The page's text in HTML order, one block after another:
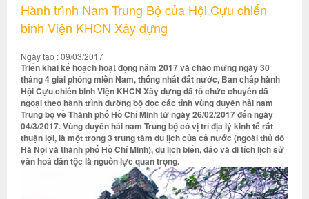
Hành trình Nam Trung Bộ của Hội Cựu chiến
binh Viện KHCN Xây dựng
Ngày tạo : 09/03/2017
Triển khai kế hoạch hoạt động năm 2017 và chào mừng ngày 30
tháng 4 giải phóng miền Nam, thống nhất đất nước, Ban chấp hành
Hội Cựu chiến binh Viện KHCN Xây dựng đã tổ chức chuyến dã
ngoại theo hành trình đường bộ dọc các tỉnh vùng duyên hải nam
Trung bộ về Thành phố Hồ Chí Minh từ ngày 26/02/2017 đến ngày
04/3/2017. Vùng duyên hải nam Trung bộ có vị trí địa lý kinh tế rất
thuận lợi, là một trong 3 trung tâm du lịch của cả nước (ngoài thủ đô
Hà Nội và thành phố Hồ Chí Minh), du lịch biển, đảo và di tích lịch sử
văn hoá dân tộc là nguồn lực quan trọng.